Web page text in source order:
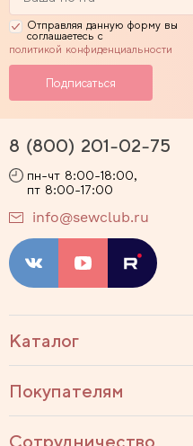
Отправляя данную форму вы
соглашаетесь с
политикой конфиденциальности
Каталог
Покупателям
Сотрудничество
8 (800) 201-02-75
пн-чт 8:00-18:00,
пт 8:00-17:00
info@sewclub.ru